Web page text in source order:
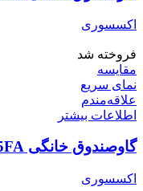
اکسسوری
فروخته شد
مقایسه
نمای سریع
علاقه‌مندم
اطلاعات بیشتر
گاوصندوق خانگی RST-25FA
اکسسوری